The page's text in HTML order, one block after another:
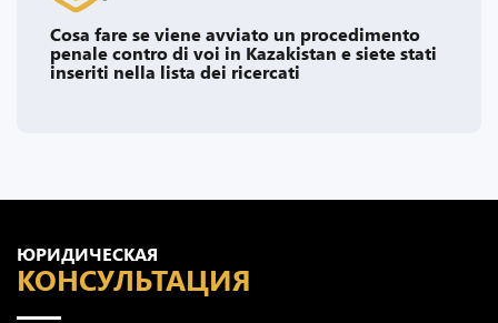
Cosa fare se viene avviato un procedimento
penale contro di voi in Kazakistan e siete stati
inseriti nella lista dei ricercati
ЮРИДИЧЕСКАЯ
КОНСУЛЬТАЦИЯ